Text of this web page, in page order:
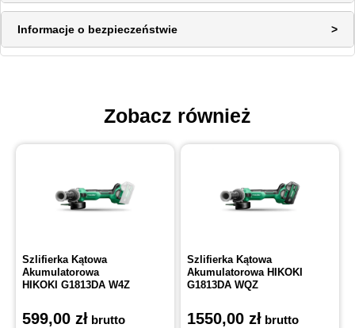
Informacje o bezpieczeństwie
Zobacz również
Szlifierka Kątowa
Akumulatorowa
HIKOKI G1813DA W4Z
599,00 zł brutto
Szlifierka Kątowa
Akumulatorowa HIKOKI
G1813DA WQZ
1550,00zł brutto